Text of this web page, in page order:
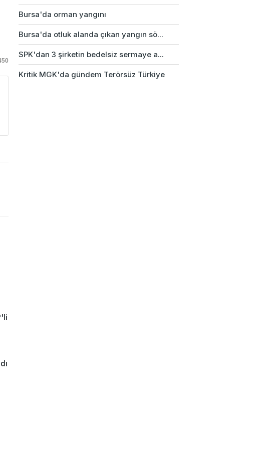
Bursa'da orman yangını
Bursa'da otluk alanda çıkan yangın sö...
SPK'dan 3 şirketin bedelsiz sermaye a...
Kritik MGK'da gündem Terörsüz Türkiye